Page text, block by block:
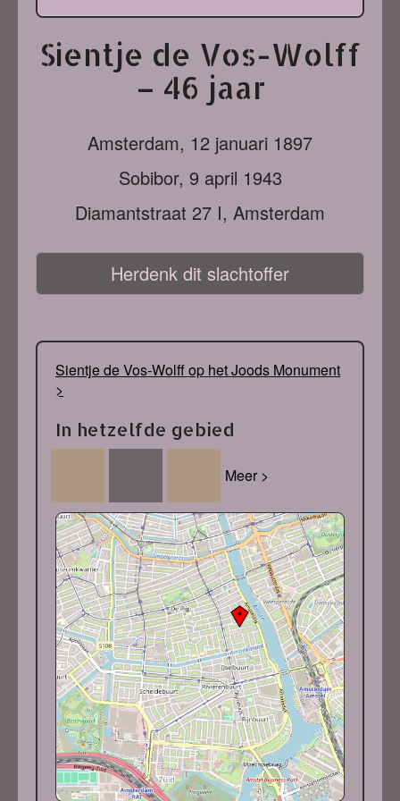
Sientje de Vos-Wolff
– 46 jaar
Amsterdam, 12 januari 1897
Sobibor, 9 april 1943
Diamantstraat 27 I, Amsterdam
Herdenk dit slachtoffer
Sientje de Vos-Wolff op het Joods Monument
>
In hetzelfde gebied
Meer >